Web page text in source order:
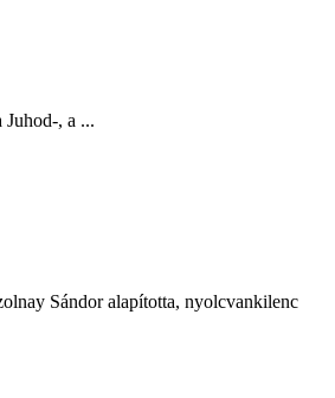
, a ...
Sándor alapította, nyolcvankilenc